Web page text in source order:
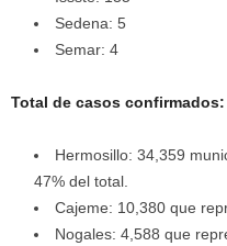
Sedena: 5
Semar: 4
Total de casos confirmados:
Hermosillo: 34,359
47% del total.
Cajeme: 10,380 que
Nogales: 4,588 que